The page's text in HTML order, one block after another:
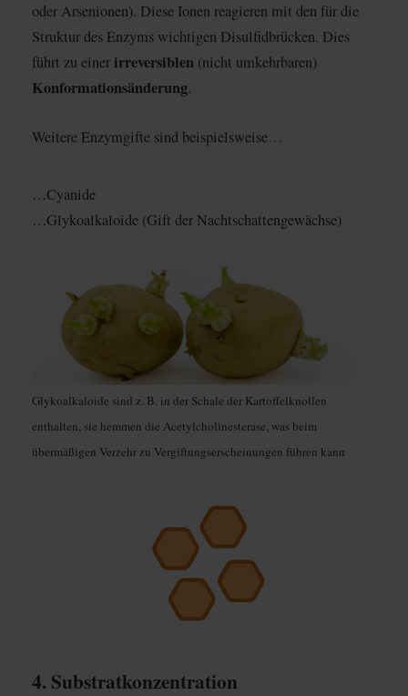
oder Arsenionen). Diese Ionen reagieren mit den für die
Struktur des Enzyms wichtigen Disulfidbrücken. Dies
führt zu einer irreversiblen (nicht umkehrbaren)
Konformationsänderung.
Weitere Enzymgifte sind beispielsweise…
…Cyanide
…Glykoalkaloide (Gift der Nachtschattengewächse)
Glykoalkaloide sind z. B. in der Schale der Kartoffelknollen
enthalten, sie hemmen die Acetylcholinesterase, was beim
übermäßigen Verzehr zu Vergiftungserscheinungen führen kann
4. Substratkonzentration